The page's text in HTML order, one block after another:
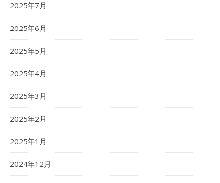
2025年7月
2025年6月
2025年5月
2025年4月
2025年3月
2025年2月
2025年1月
2024年12月